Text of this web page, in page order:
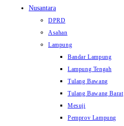
Nusantara
DPRD
Asahan
Lampung
Bandar Lampung
Lampung Tengah
Tulang Bawang
Tulang Bawang Barat
Mesuji
Pemprov Lampung